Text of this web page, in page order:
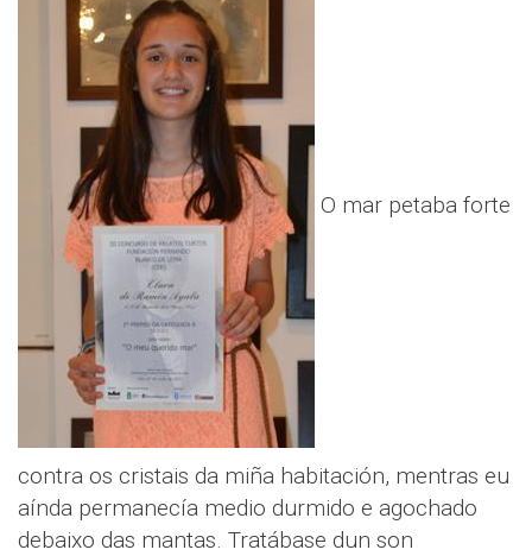
O mar petaba forte
contra os cristais da miña habitación, mentras eu
aínda permanecía medio durmido e agochado
debaixo das mantas. Tratábase dun son